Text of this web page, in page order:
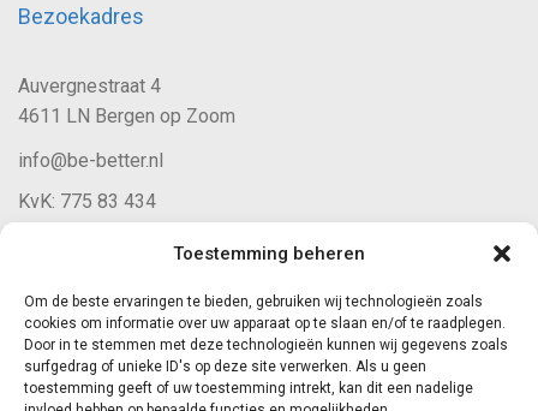
Toestemming beheren
Om de beste ervaringen te bieden, gebruiken wij technologieën zoals
cookies om informatie over uw apparaat op te slaan en/of te raadplegen.
Door in te stemmen met deze technologieën kunnen wij gegevens zoals
surfgedrag of unieke ID's op deze site verwerken. Als u geen
toestemming geeft of uw toestemming intrekt, kan dit een nadelige
Bezoekadres
Auvergnestraat 4
4611 LN Bergen op Zoom
info@be-better.nl
KvK: 775 83 434
Volg ons